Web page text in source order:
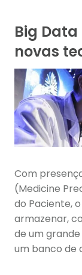
Big
novas
Com
(Medicine
do Paciente,
armazenar,
de um
um banco de